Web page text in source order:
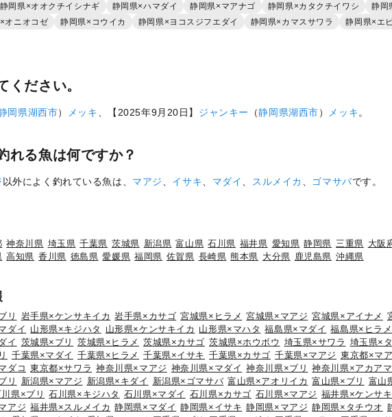
静岡県×オオクチイシナギ 静岡県×ハマダイ 静岡県×マアナゴ 静岡県×カタクチイワシ
静岡
オニオコゼ 静岡県×コウイカ 静岡県×ヨコスジフエダイ 静岡県×カマスサワラ
静岡県×エ
ください。
岡県湖西市） メッキ 、【2025年9月20日】 ジャンキー （静岡県湖西市） メッキ。
れる魚は何ですか？
以外によく釣れている魚は、 マアジ イサキ マダイ スルメイカ ゴマサバです。
神奈川県 埼玉県 千葉県 茨城県 新潟県 富山県 石川県 福井県 愛知県 静岡県 三重県 大阪
高知県 香川県 徳島県 愛媛県 福岡県 佐賀県 長崎県 熊本県 大分県 鹿児島県 沖縄県
リ 岩手県×ケンサキイカ 岩手県×カサゴ 宮城県×ヒラメ 宮城県×マアジ 宮城県×アイナメ
ダイ 山形県×キジハタ 山形県×ケンサキイカ 山形県×マハタ 福島県×マダイ 福島県×ヒラメ
イ 茨城県×ブリ 茨城県×ヒラメ 茨城県×カサゴ 茨城県×ホウボウ 埼玉県×サワラ 埼玉県×
千葉県×マダイ 千葉県×ヒラメ 千葉県×イサキ 千葉県×カサゴ 千葉県×マアジ 東京都×マ
ダコ 東京都×サワラ 神奈川県×マアジ 神奈川県×マダイ 神奈川県×ブリ
神奈川県×アカア
リ 新潟県×マアジ 新潟県×キダイ 新潟県×ゴマサバ 富山県×アオリイカ 富山県×ブリ
富山
県×ブリ 石川県×キジハタ 石川県×マダイ 石川県×カサゴ 石川県×マアジ 福井県×ケンサ
アジ 福井県×スルメイカ 静岡県×マダイ 静岡県×イサキ 静岡県×マアジ 静岡県×タチウオ